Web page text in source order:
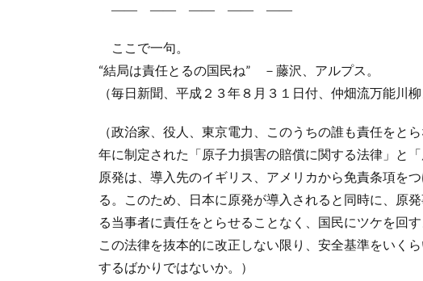
―― ―― ―― ―― ――
ここで一句。
“結局は責任とるの国民ね” －藤沢、アルプス。
（毎日新聞、平成２３年８月３１日付、仲畑流万能川柳
（政治家、役人、東京電力、このうちの誰も責任をと
年に制定された「原子力損害の賠償に関する法律」と
原発は、導入先のイギリス、アメリカから免責条項を
る。このため、日本に原発が導入されると同時に、原
る当事者に責任をとらせることなく、国民にツケを回
この法律を抜本的に改正しない限り、安全基準をいく
するばかりではないか。）